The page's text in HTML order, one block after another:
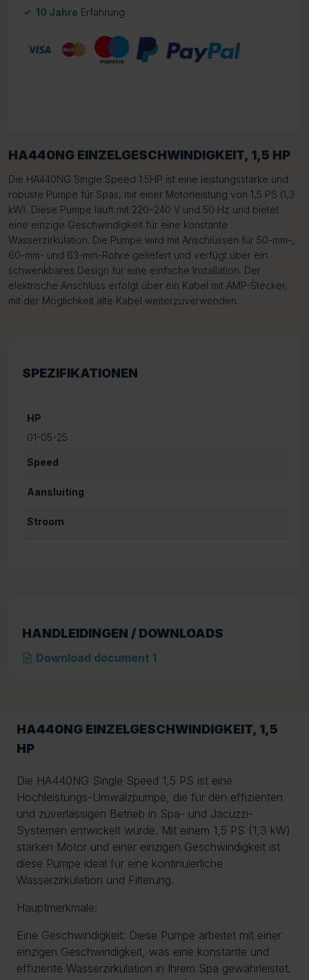
HA440NG EINZELGESCHWINDIGKEIT, 1,5 HP
Die HA440NG Single Speed 1.5HP ist eine leistungsstarke und
robuste Pumpe für Spas, mit einer Motorleistung von 1,5 PS (1,3
kW). Diese Pumpe läuft mit 220–240 V und 50 Hz und bietet
eine einzige Geschwindigkeit für eine konstante
Wasserzirkulation. Die Pumpe wird mit Anschlüssen für 50-mm-,
60-mm- und 63-mm-Rohre geliefert und verfügt über ein
schwenkbares Design für eine einfache Installation. Der
elektrische Anschluss erfolgt über ein Kabel mit AMP-Stecker,
mit der Möglichkeit alte Kabel weiterzuverwenden.
SPEZIFIKATIONEN
HP
01-05-25
Speed
Aansluiting
Stroom
HANDLEIDINGEN / DOWNLOADS
Download document 1
10 Jahre Erfahrung
HA440NG EINZELGESCHWINDIGKEIT, 1,5
HP
Die HA440NG Single Speed 1,5 PS ist eine
Hochleistungs-Umwälzpumpe, die für den effizienten
und zuverlässigen Betrieb in Spa- und Jacuzzi-
Systemen entwickelt wurde. Mit einem 1,5 PS (1,3 kW)
starken Motor und einer einzigen Geschwindigkeit ist
diese Pumpe ideal für eine kontinuierliche
Wasserzirkulation und Filterung.
Hauptmerkmale:
Eine Geschwindigkeit: Diese Pumpe arbeitet mit einer
einzigen Geschwindigkeit, was eine konstante und
effiziente Wasserzirkulation in Ihrem Spa gewährleistet.